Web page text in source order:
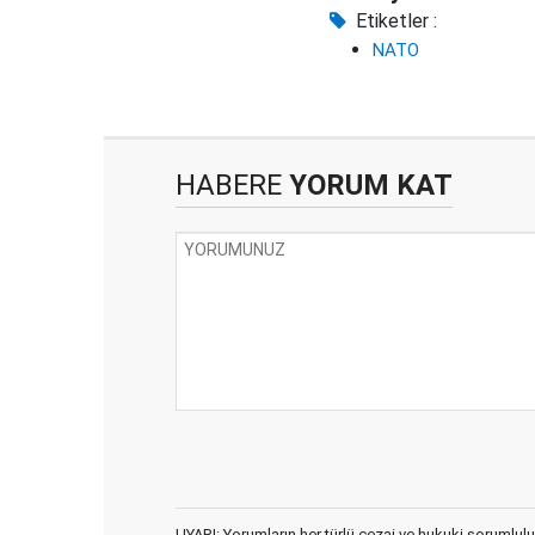
Etiketler :
NATO
HABERE YORUM KAT